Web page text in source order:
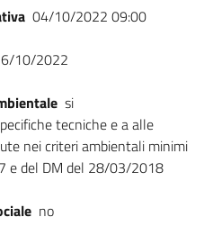
04/10/2022 09:00
10/2022
si
tecniche e a alle
nei criteri ambientali minimi
e del DM del 28/03/2018
no